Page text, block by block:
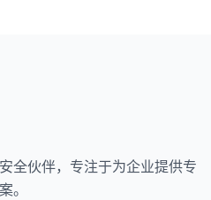
全伙伴，专注于为企业提供专
。